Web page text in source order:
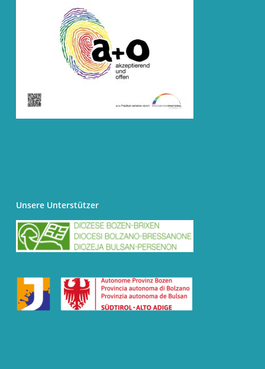
Unsere Unterstützer